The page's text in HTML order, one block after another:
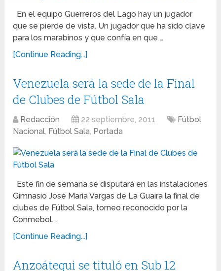
En el equipo Guerreros del Lago hay un jugador
que se pierde de vista. Un jugador que ha sido clave
para los marabinos y que confía en que …
[Continue Reading...]
Venezuela será la sede de la Final
de Clubes de Fútbol Sala
Redacción 22 septiembre, 2011
Fútbol
Nacional, Fútbol Sala, Portada
Este fin de semana se disputará en las instalaciones
Gimnasio José María Vargas de La Guaira la final de
clubes de Fútbol Sala, torneo reconocido por la
Conmebol. …
[Continue Reading...]
Anzoátegui se tituló en Sub 12